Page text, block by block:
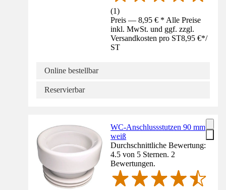
(1)
Preis — 8,95 € * Alle Preise
inkl. MwSt. und ggf. zzgl.
Versandkosten pro ST8,95 €*/
ST
Online bestellbar
Reservierbar
WC-Anschlussstutzen 90 mm
weiß
Durchschnittliche Bewertung:
4.5 von 5 Sternen. 2
Bewertungen.